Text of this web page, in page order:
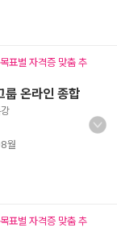
표별 자격증 맞춤 추
룹 온라인 종합
월
표별 자격증 맞춤 추